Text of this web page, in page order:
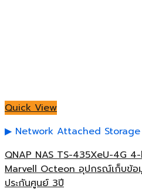
Quick View
Network Attached Storage
QNAP NAS TS-435XeU-4G
Marvell Octeon อุปกรณ์เก็บข้อ
ประกันศูนย์ 3ปี